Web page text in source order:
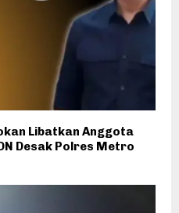
Libatkan Anggota
Desak Polres Metro